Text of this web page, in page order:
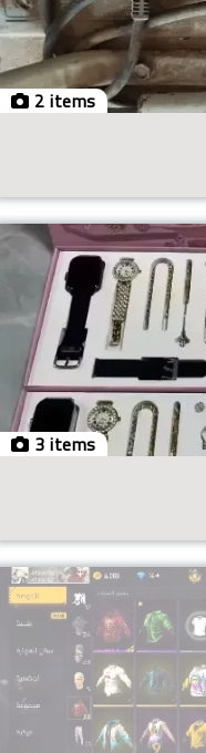
2 items
3 items